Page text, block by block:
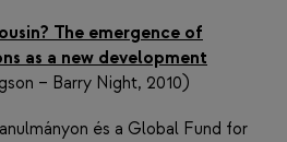
The emergence of
as a new development
– Barry Night, 2010)
és a Global Fund for